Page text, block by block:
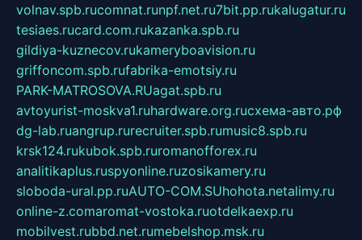
volnav.spb.rucomnat.runpf.net.ru7bit.pp.rukalugatur.ru
tesiaes.rucard.com.rukazanka.spb.ru
gildiya-kuznecov.rukameryboavision.ru
griffoncom.spb.rufabrika-emotsiy.ru
PARK-MATROSOVA.RUagat.spb.ru
avtoyurist-moskva1.ruhardware.org.ruсхема-авто.рф
dg-lab.ruangrup.rurecruiter.spb.rumusic8.spb.ru
krsk124.rukubok.spb.ruromanofforex.ru
analitikaplus.ruspyonline.ruzosikamery.ru
sloboda-ural.pp.ruAUTO-COM.SUhohota.netalimy.ru
online-z.comaromat-vostoka.ruotdelkaexp.ru
mobilvest.rubbd.net.rumebelshop.msk.ru